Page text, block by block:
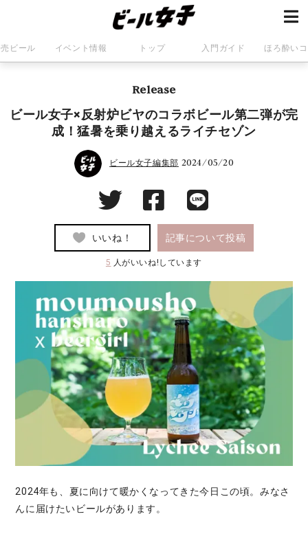
ビール イベント情報 トップ 入門ガイド ほろ酔い
Release
ビール女子×反射炉ビヤのコラボビール第二弾が完
成！猛暑を乗り越えるライチセゾン
ビール女子編集部 2024/05/20
いいね！ 記事について投稿
5 人がいいね!しています
2024年も、夏に向けて暖かくなってきた今日この頃。みなさ
んに届けたいビールがあります。